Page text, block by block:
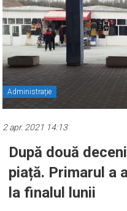
Administrație
2 apr. 2021 14:13
După două
piață. Primarul a
la finalul lunii